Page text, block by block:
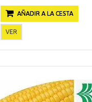
AÑADIR A LA CESTA
VER